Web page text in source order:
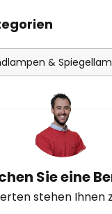
&
Sie eine
stehen Ihnen